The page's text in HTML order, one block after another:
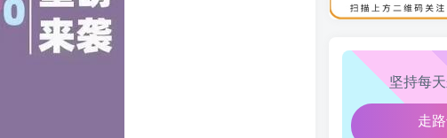
10 万三-东南亚跨
坚持每
生
心